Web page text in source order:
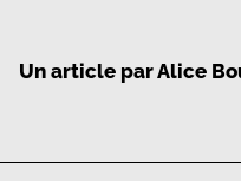
Un article parAlice